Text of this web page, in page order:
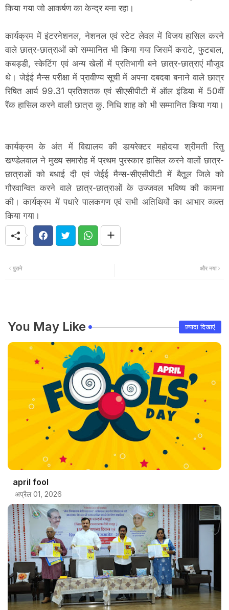
किया गया जो आकर्षण का केन्द्र बना रहा।
कार्यक्रम में इंटरनेशनल, नेशनल एवं स्टेट लेवल में विजय हासिल करने
वाले छात्र-छात्राओं को सम्मानित भी किया गया जिसमें कराटे, फुटबाल,
कबड्डी, स्केटिंग एवं अन्य खेलों में प्रतिभागी बने छात्र-छात्राएं मौजूद
थे। जेईई मैन्स परीक्षा में प्रावीण्य सूची में अपना दबदबा बनाने वाले छात्र
रिषित आर्य 99.31 प्रतिशतक एवं सीएसीपीटी में ऑल इंडिया में 50वीं
रैंक हासिल करने वाली छात्रा कु. निधि शाह को भी सम्मानित किया गया।
कार्यक्रम के अंत में विद्यालय की डायरेक्टर महोदया श्रीमती रितु
खण्डेलवाल ने मुख्य समारोह में प्रथम पुरस्कार हासिल करने वालों छात्र-
छात्राओं को बधाई दी एवं जेईई मैन्स-सीएसीपीटी में बैतूल जिले को
गौरवान्वित करने वाले छात्र-छात्राओं के उज्जवल भविष्य की कामना
की। कार्यक्रम में पधारे पालकगण एवं सभी अतिथियों का आभार व्यक्त
किया गया।
और नया
पुराने
You May Like ज़्यादा दिखाएं
april fool
अप्रैल 01, 2026